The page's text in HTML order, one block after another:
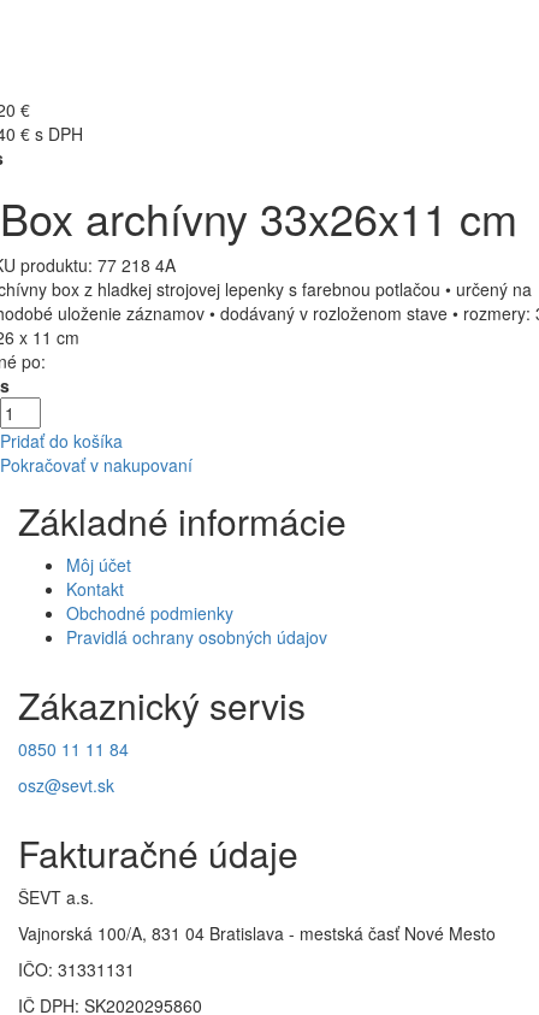
€
€ s DPH
Box archívny 33x26x11 cm
produktu: 77 218 4A
box z hladkej strojovej lepenky s farebnou potlačou • určený na
uloženie záznamov • dodávaný v rozloženom stave • rozmery:
x 11 cm
po:
Pridať do košíka
Pokračovať v nakupovaní
Základné informácie
Môj účet
Kontakt
Obchodné podmienky
Pravidlá ochrany osobných údajov
Zákaznický servis
0850 11 11 84
osz@sevt.sk
Fakturačné údaje
ŠEVT a.s.
Vajnorská 100/A, 831 04 Bratislava - mestská časť Nové Mesto
IČO: 31331131
IČ DPH: SK2020295860